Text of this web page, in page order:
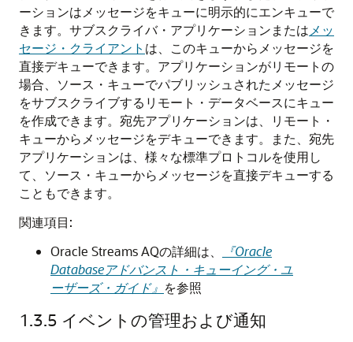
ーションはメッセージをキューに明示的にエンキューで
きます。サブスクライバ・アプリケーションまたは メッ
セージ・クライアント は、このキューからメッセージを
直接デキューできます。アプリケーションがリモートの
場合、ソース・キューでパブリッシュされたメッセージ
をサブスクライブするリモート・データベースにキュー
を作成できます。宛先アプリケーションは、リモート・
キューからメッセージをデキューできます。また、宛先
アプリケーションは、様々な標準プロトコルを使用し
て、ソース・キューからメッセージを直接デキューする
こともできます。
関連項目:
Oracle Streams AQの詳細は、
『Oracle
Databaseアドバンスト・キューイング・ユ
ーザーズ・ガイド』 を参照
1.3.5 イベントの管理および通知